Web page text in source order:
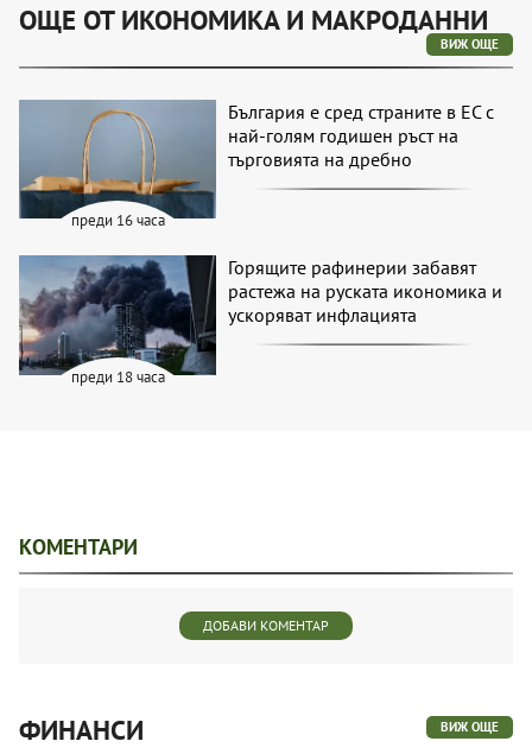
ОЩЕ ОТ ИКОНОМИКА И МАКРОДАННИ
ВИЖ ОЩЕ
преди 16 часа
България е сред страните в ЕС с
най-голям годишен ръст на
търговията на дребно
преди 18 часа
Горящите рафинерии забавят
растежа на руската икономика и
ускоряват инфлацията
КОМЕНТАРИ
ДОБАВИ КОМЕНТАР
ФИНАНСИ ВИЖ ОЩЕ